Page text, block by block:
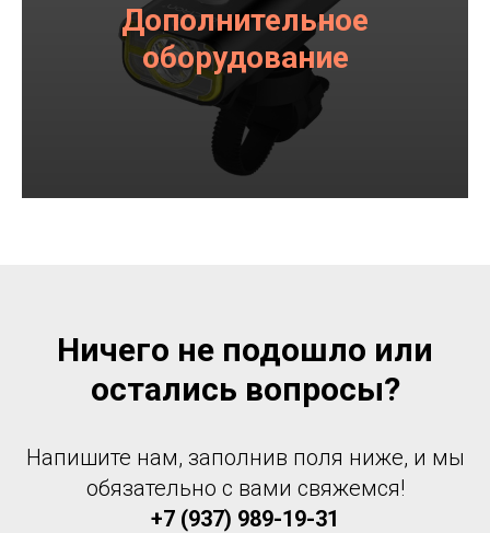
Дополнительное
оборудование
Ничего не подошло или
остались вопросы?
Напишите нам, заполнив поля ниже, и мы
обязательно с вами свяжемся!
+7 (937) 989-19-31